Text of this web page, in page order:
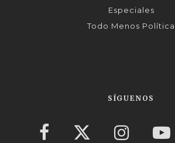
Especiales
Todo Menos Política
SÍGUENOS